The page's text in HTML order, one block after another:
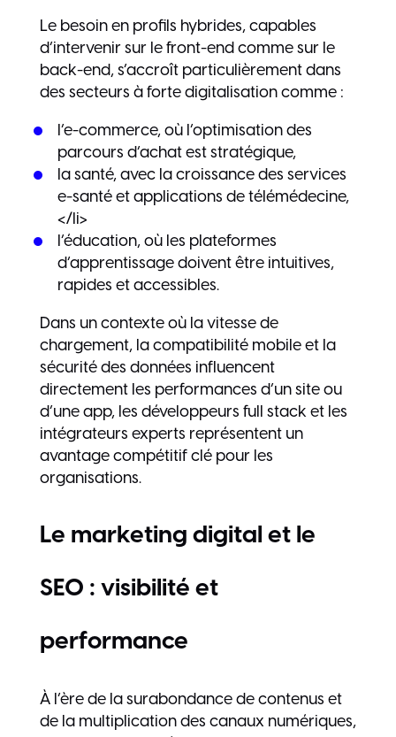
Le besoin en profils hybrides, capables
d’intervenir sur le front-end comme sur le
back-end, s’accroît particulièrement dans
des secteurs à forte digitalisation comme :
l’e-commerce, où l’optimisation des
parcours d’achat est stratégique,
la santé, avec la croissance des services
e-santé et applications de télémédecine,
</li>
l’éducation, où les plateformes
d’apprentissage doivent être intuitives,
rapides et accessibles.
Dans un contexte où la vitesse de
chargement, la compatibilité mobile et la
sécurité des données influencent
directement les performances d’un site ou
d’une app, les développeurs full stack et les
intégrateurs experts représentent un
avantage compétitif clé pour les
organisations.
Le marketing digital et le
SEO : visibilité et
performance
À l’ère de la surabondance de contenus et
de la multiplication des canaux numériques,